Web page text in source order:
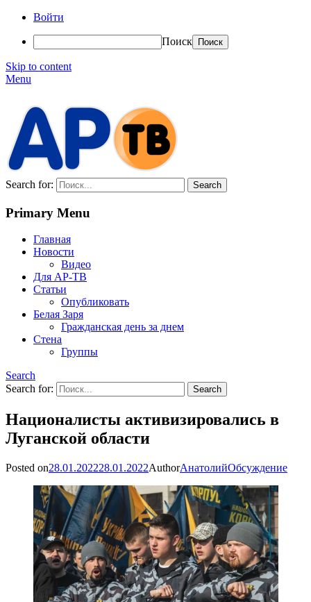
Войти
Поиск
Skip to content
Menu
Search for:
Primary Menu
Главная
Новости
Видео
Для АР-ТВ
Статьи
Опубликовать
Белая Заря
Гражданская день за днем
Стена
Группы
Search
Search for:
Националисты активизировались в
Луганской области
Posted on28.01.202228.01.2022AuthorАнатолийОбсуждение